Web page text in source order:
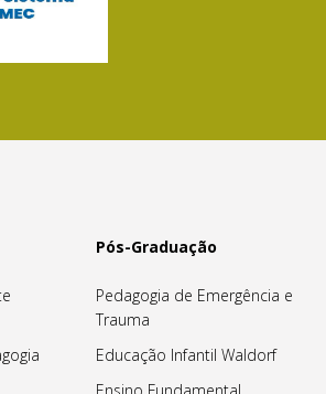
Pós-Graduação
Pedagogia de Emergência e
Trauma
Educação Infantil Waldorf